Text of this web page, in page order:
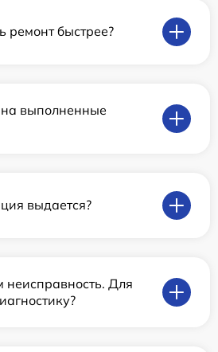
ремонт быстрее?
на выполненные
выдается?
Для